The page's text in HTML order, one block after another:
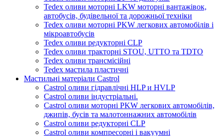
Tedex оливи моторні LKW моторні вантажівок,
автобусів, будівельної та дорожньої техніки
Tedex оливи моторні PKW легкових автомобілів і
мікроавтобусів
Tedex оливи редукторні CLP
Tedex оливи тракторні STOU, UTTO та TDTO
Tedex оливи трансмісійні
Tedex мастила пластичні
Мастильні матеріали Castrol
Castrol оливи гідравлічні HLP и HVLP
Castrol оливи індустріальні.
Castrol оливи моторні PKW легкових автомобілів,
джипів, бусів та малотоннажних автомобілів
Castrol оливи редукторні CLP
Castrol оливи компресорні і вакуумні